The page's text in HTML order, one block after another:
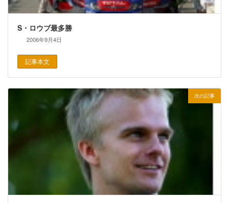
S・ロウブ最多勝
2006年9月4日
記事本文
次の記事